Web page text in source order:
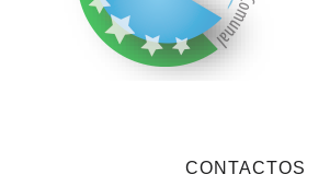
CONTACTOS